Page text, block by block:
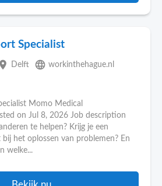
Specialist
place Delft language workinthehague.nl
Momo Medical
on Jul 8, 2026 Job description
te helpen? Krijg je een
bij het oplossen van problemen? En
welke...